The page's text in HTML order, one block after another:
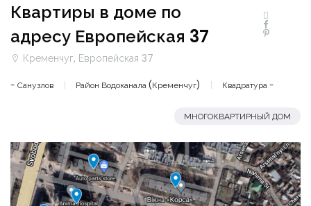
Квартиры в доме по
адресу Европейская 37
Кременчуг, Европейская 37
- Санузлов Район Водоканала (Кременчуг) Квадратура -
МНОГОКВАРТИРНЫЙ ДОМ